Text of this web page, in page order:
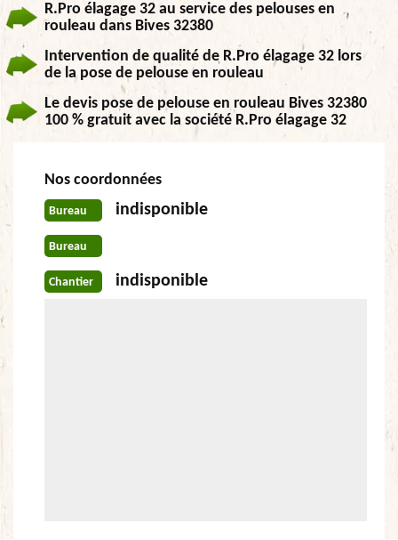
R.Pro élagage 32 au service des pelouses en
rouleau dans Bives 32380
Intervention de qualité de R.Pro élagage 32 lors
de la pose de pelouse en rouleau
Le devis pose de pelouse en rouleau Bives 32380
100 % gratuit avec la société R.Pro élagage 32
Nos coordonnées
Bureau indisponible
Bureau
Chantier indisponible